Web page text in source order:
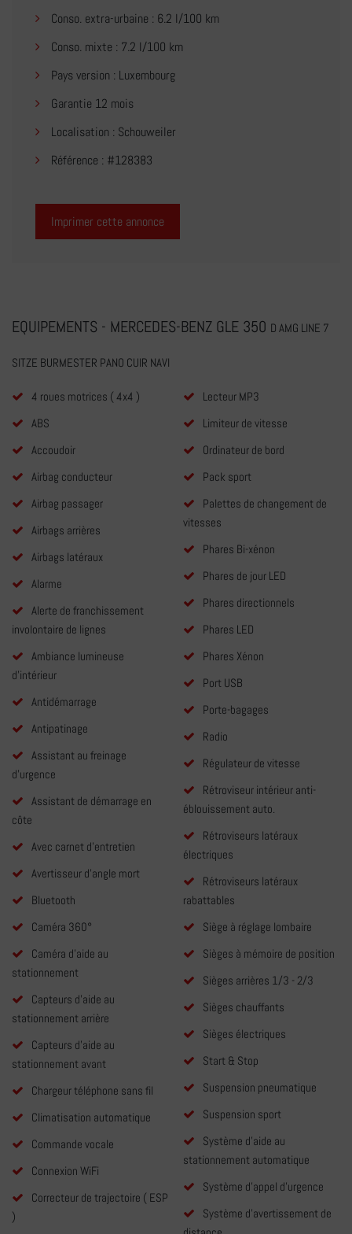
Conso. extra-urbaine : 6.2 l/100 km
Conso. mixte : 7.2 l/100 km
Pays version : Luxembourg
Garantie 12 mois
Localisation : Schouweiler
Référence : #128383
Imprimer cette annonce
EQUIPEMENTS - MERCEDES-BENZ GLE 350 D AMG LINE 7
SITZE BURMESTER PANO CUIR NAVI
4 roues motrices ( 4x4 )
ABS
Accoudoir
Airbag conducteur
Airbag passager
Airbags arrières
Airbags latéraux
Alarme
Alerte de franchissement
involontaire de lignes
Ambiance lumineuse
d'intérieur
Antidémarrage
Antipatinage
Assistant au freinage
d'urgence
Assistant de démarrage en
côte
Avec carnet d'entretien
Avertisseur d'angle mort
Bluetooth
Caméra 360°
Caméra d'aide au
stationnement
Capteurs d'aide au
stationnement arrière
Capteurs d'aide au
stationnement avant
Chargeur téléphone sans fil
Climatisation automatique
Commande vocale
Connexion WiFi
Correcteur de trajectoire ( ESP
)
Lecteur MP3
Limiteur de vitesse
Ordinateur de bord
Pack sport
Palettes de changement de
vitesses
Phares Bi-xénon
Phares de jour LED
Phares directionnels
Phares LED
Phares Xénon
Port USB
Porte-bagages
Radio
Régulateur de vitesse
Rétroviseur intérieur anti-
éblouissement auto.
Rétroviseurs latéraux
électriques
Rétroviseurs latéraux
rabattables
Siège à réglage lombaire
Sièges à mémoire de position
Sièges arrières 1/3 - 2/3
Sièges chauffants
Sièges électriques
Start & Stop
Suspension pneumatique
Suspension sport
Système d'aide au
stationnement automatique
Système d'appel d'urgence
Système d'avertissement de